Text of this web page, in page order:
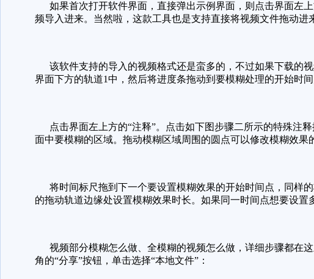
如果首次打开软件界面，直接弹出示例界面，则点击界面左
频导入进来。当然啦，这款工具也是支持直接将视频文件拖动进
该软件支持的导入的视频格式还是蛮多的，不过如果下载的
界面下方的轨道1中，然后将进度条拖动到要模糊处理的开始时间
点击界面左上方的“注释”。点击如下图步骤二所示的特殊注
面中要模糊的区域。拖动模糊区域周围的圆点可以修改模糊效果
将时间标尺拖到下一个要设置模糊效果的开始时间点，同样
的拖动轨道边缘处设置模糊效果时长。如果同一时间点想要设
视频部分模糊怎么做、全模糊的视频怎么做，详细步骤都在
角的“分享”按钮，单击选择“本地文件”：